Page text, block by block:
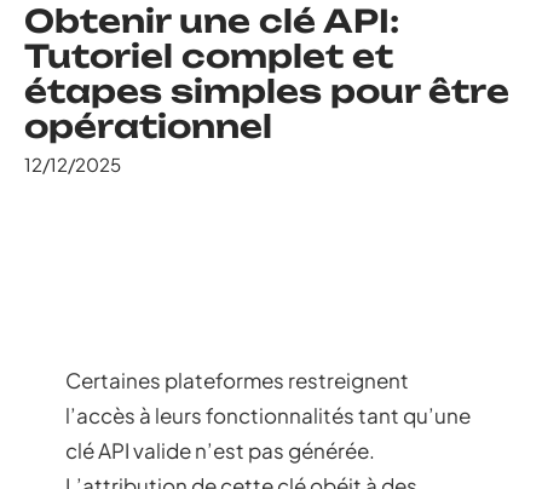
Obtenir une clé API:
Tutoriel complet et
étapes simples pour être
opérationnel
12/12/2025
Certaines plateformes restreignent
l’accès à leurs fonctionnalités tant qu’une
clé API valide n’est pas générée.